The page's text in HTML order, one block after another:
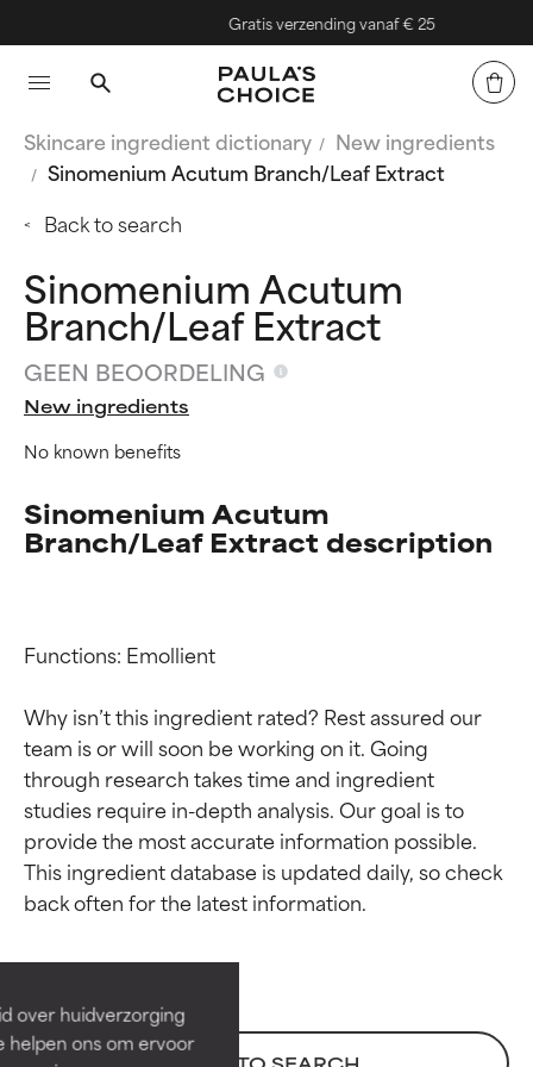
over huidverzorging
helpen ons om ervoor
Gratis verzending vanaf € 25
Skincare ingredient dictionary
New ingredients
Sinomenium Acutum Branch/Leaf Extract
Back to search
Sinomenium Acutum
Branch/Leaf Extract
GEEN BEOORDELING
New ingredients
No known benefits
Sinomenium Acutum
Branch/Leaf Extract description
Functions: Emollient
Why isn’t this ingredient rated? Rest assured our
team is or will soon be working on it. Going
through research takes time and ingredient
studies require in-depth analysis. Our goal is to
provide the most accurate information possible.
This ingredient database is updated daily, so check
Beoordelingen van
ingrediënten
Bewezen en ondersteund door
onafhankelijk onderzoek.
Beoordelingen van
ingrediënten
Bewezen en ondersteund door
onafhankelijk onderzoek.